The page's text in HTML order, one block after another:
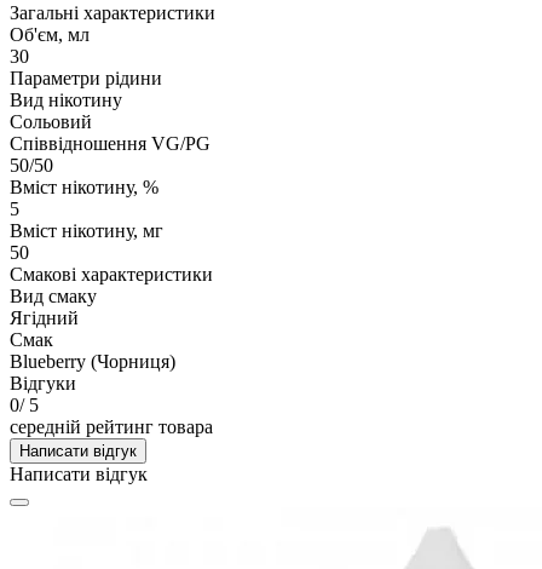
Загальні характеристики
Об'єм, мл
30
Параметри рідини
Вид нікотину
Сольовий
Співвідношення VG/PG
50/50
Вміст нікотину, %
5
Вміст нікотину, мг
50
Смакові характеристики
Вид смаку
Ягідний
Смак
Blueberry (Чорниця)
Відгуки
0/ 5
середній рейтинг товара
Написати відгук
Написати відгук